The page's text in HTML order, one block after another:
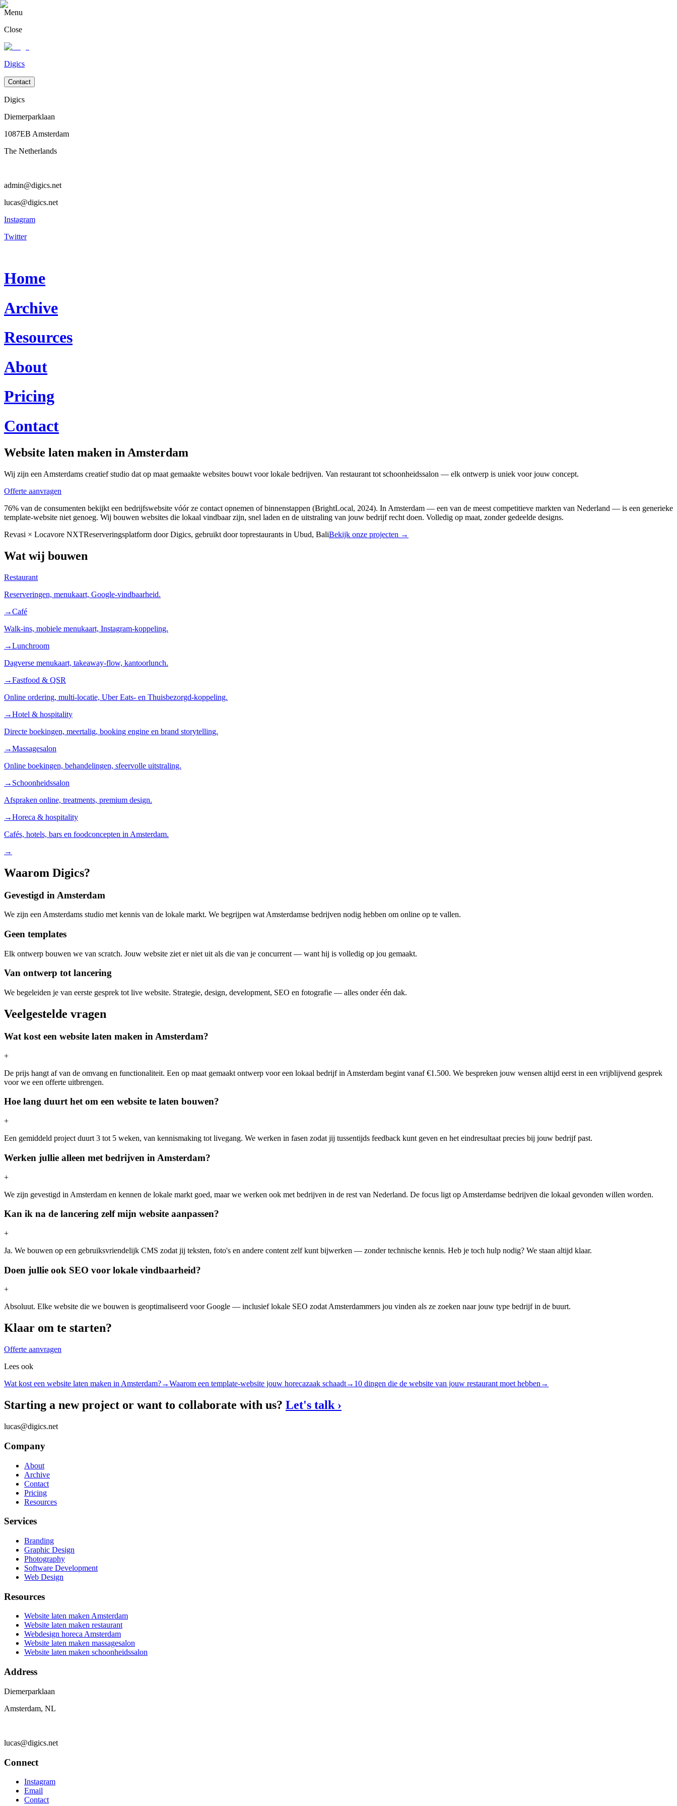
Menu
Close
Digics
Contact
Digics
Diemerparklaan
1087EB Amsterdam
The Netherlands
admin@digics.net
lucas@digics.net
Instagram
Twitter
Home
Archive
Resources
About
Pricing
Contact
Website laten maken in Amsterdam
Wij zijn een Amsterdams creatief studio dat op maat gemaakte websites bouwt voor lokale bedrijven. Van restaurant tot schoonheidssalon — elk ontwerp is uniek voor jouw concept.
Offerte aanvragen
76% van de consumenten bekijkt een bedrijfswebsite vóór ze contact opnemen of binnenstappen (BrightLocal, 2024). In Amsterdam — een van de meest competitieve markten van Nederland — is een generieke
template-website niet genoeg. Wij bouwen websites die lokaal vindbaar zijn, snel laden en de uitstraling van jouw bedrijf recht doen. Volledig op maat, zonder gedeelde designs.
Revasi × Locavore NXTReserveringsplatform door Digics, gebruikt door toprestaurants in Ubud, BaliBekijk onze projecten →
Wat wij bouwen
Restaurant
Reserveringen, menukaart, Google-vindbaarheid.
→Café
Walk-ins, mobiele menukaart, Instagram-koppeling.
→Lunchroom
Dagverse menukaart, takeaway-flow, kantoorlunch.
→Fastfood & QSR
Online ordering, multi-locatie, Uber Eats- en Thuisbezorgd-koppeling.
→Hotel & hospitality
Directe boekingen, meertalig, booking engine en brand storytelling.
→Massagesalon
Online boekingen, behandelingen, sfeervolle uitstraling.
→ Schoonheidssalon
Afspraken online, treatments, premium design.
→Horeca & hospitality
Cafés, hotels, bars en foodconcepten in Amsterdam.
→
Waarom Digics?
Gevestigd in Amsterdam
We zijn een Amsterdams studio met kennis van de lokale markt. We begrijpen wat Amsterdamse bedrijven nodig hebben om online op te vallen.
Geen templates
Elk ontwerp bouwen we van scratch. Jouw website ziet er niet uit als die van je concurrent — want hij is volledig op jou gemaakt.
Van ontwerp tot lancering
We begeleiden je van eerste gesprek tot live website. Strategie, design, development, SEO en fotografie — alles onder één dak.
Veelgestelde vragen
Wat kost een website laten maken in Amsterdam?
+
De prijs hangt af van de omvang en functionaliteit. Een op maat gemaakt ontwerp voor een lokaal bedrijf in Amsterdam begint vanaf €1.500. We bespreken jouw wensen altijd eerst in een vrijblijvend gesprek
voor we een offerte uitbrengen.
Hoe lang duurt het om een website te laten bouwen?
+
Een gemiddeld project duurt 3 tot 5 weken, van kennismaking tot livegang. We werken in fasen zodat jij tussentijds feedback kunt geven en het eindresultaat precies bij jouw bedrijf past.
Werken jullie alleen met bedrijven in Amsterdam?
+
We zijn gevestigd in Amsterdam en kennen de lokale markt goed, maar we werken ook met bedrijven in de rest van Nederland. De focus ligt op Amsterdamse bedrijven die lokaal gevonden willen worden.
Kan ik na de lancering zelf mijn website aanpassen?
+
Ja. We bouwen op een gebruiksvriendelijk CMS zodat jij teksten, foto's en andere content zelf kunt bijwerken — zonder technische kennis. Heb je toch hulp nodig? We staan altijd klaar.
Doen jullie ook SEO voor lokale vindbaarheid?
+
Absoluut. Elke website die we bouwen is geoptimaliseerd voor Google — inclusief lokale SEO zodat Amsterdammers jou vinden als ze zoeken naar jouw type bedrijf in de buurt.
Klaar om te starten?
Offerte aanvragen
Lees ook
Wat kost een website laten maken in Amsterdam?→Waarom een template-website jouw horecazaak schaadt→ 10 dingen die de website van jouw restaurant moet hebben →
Starting a new project or want to collaborate with us? Let's talk ›
lucas@digics.net
Company
About
Archive
Contact
Pricing
Resources
Services
Branding
Graphic Design
Photography
Software Development
Web Design
Resources
Website laten maken Amsterdam
Website laten maken restaurant
Webdesign horeca Amsterdam
Website laten maken massagesalon
Website laten maken schoonheidssalon
Address
Diemerparklaan
Amsterdam, NL
lucas@digics.net
Connect
Instagram
Email
Contact